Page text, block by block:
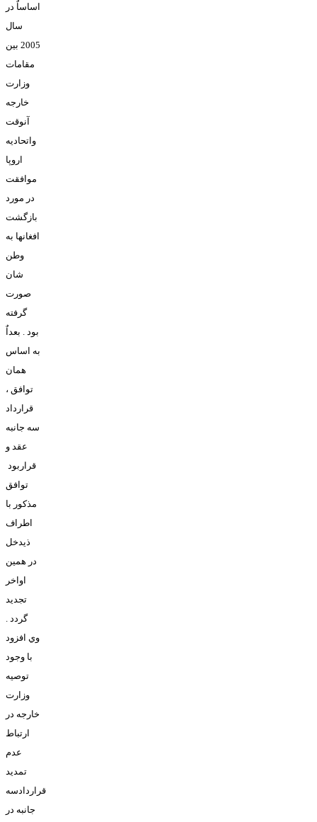
اساساٌ در
سال
2005 بين
مقامات
وزارت
خارجه
آنوقت
واتحاديه
اروپا
موافقت
در مورد
بازگشت
افغانها به
وطن
شان
صورت
گرفته
بود . بعداٌ
به اساس
همان
توافق ،
قرارداد
سه جانبه
عقد و
قراربود
توافق
مذکور با
اطراف
ذيدخل
در همين
اواخر
تجديد
گردد .
وي افزود
با وجود
توصيه
وزارت
خارجه در
ارتباط
عدم
تمديد
قراردادسه
جانبه در